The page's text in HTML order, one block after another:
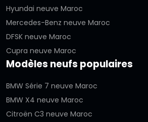
Hyundai neuve Maroc
Mercedes-Benz neuve Maroc
DFSK neuve Maroc
Cupra neuve Maroc
Modèles neufs populaires
BMW Série 7 neuve Maroc
BMW X4 neuve Maroc
Citroën C3 neuve Maroc